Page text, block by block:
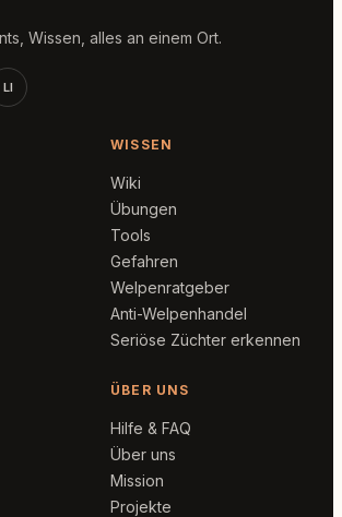
Wissen, alles an einem Ort.
LI
WISSEN
Wiki
Übungen
Tools
Gefahren
Welpenratgeber
Anti-Welpenhandel
Seriöse Züchter erkennen
ÜBER UNS
Hilfe & FAQ
Über uns
Mission
Projekte